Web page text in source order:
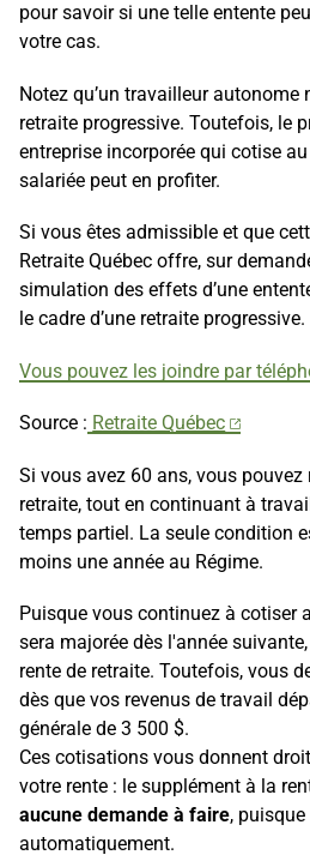
pour savoir si une telle entente
votre cas.
Notez qu’un travailleur autonome
retraite progressive. Toutefois, le
entreprise incorporée qui cotise
salariée peut en profiter.
Si vous êtes admissible et que
Retraite Québec offre, sur
simulation des effets d’une
le cadre d’une retraite progressive.
Vous pouvez les joindre par
Source : Retraite Québec
Si vous avez 60 ans, vous pouvez
retraite, tout en continuant à
temps partiel. La seule condition
moins une année au Régime.
Puisque vous continuez à cotiser
sera majorée dès l'année
rente de retraite. Toutefois, vous
dès que vos revenus de travail
générale de 3 500 $.
Ces cotisations vous donnent
votre rente : le supplément à la
aucune demande à faire,
automatiquement.